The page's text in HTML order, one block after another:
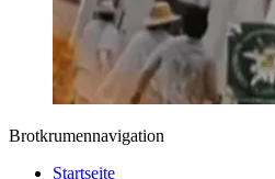
Brotkrumennavigation
Startseite